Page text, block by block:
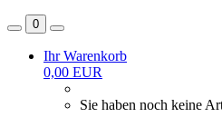
0
Ihr Warenkorb
0,00 EUR
Sie haben noch keine